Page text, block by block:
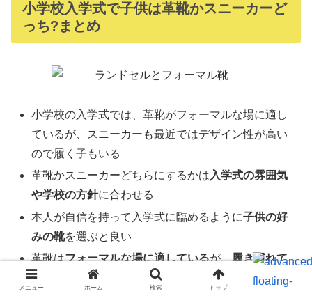
小学校入学式で子供は革靴かスニーカーど
っち?まとめ
小学校の入学式では、革靴がフォーマルな場に適し
ているが、スニーカーも最近ではデザイン性が高い
ので履く子もいる
革靴かスニーカーどちらにするかは入学式の雰囲気
や学校の方針に合わせる
本人が自信を持って入学式に臨めるように子供の好
みの靴を選ぶと良い
革靴はフォーマルな場に適しているが、履き慣れて
いないと疲れやすい
メニュー ホーム 検索 トップ サイドバー